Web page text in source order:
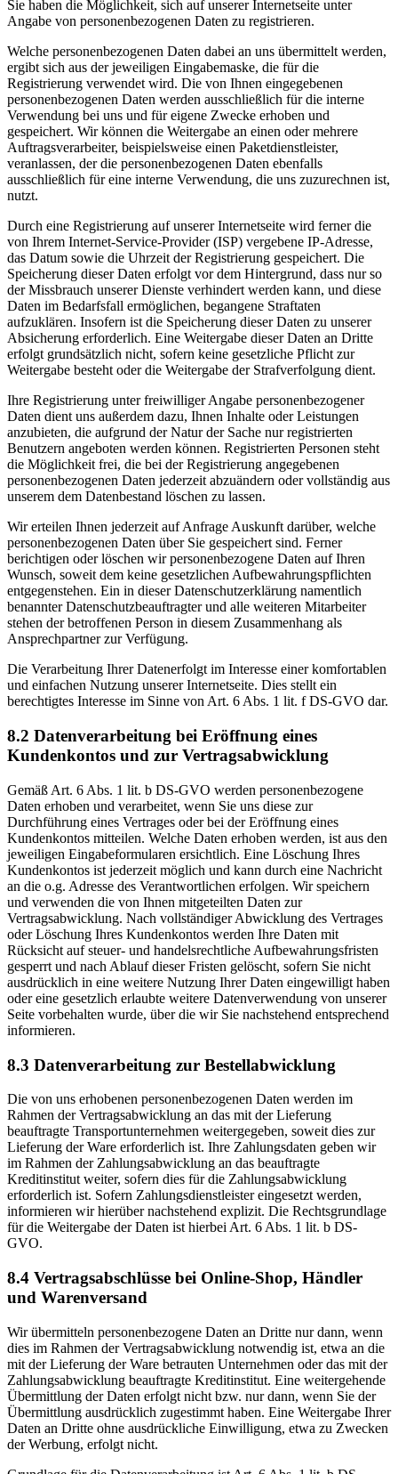
Sie haben die Möglichkeit, sich auf unserer Internetseite unter
Angabe von personenbezogenen Daten zu registrieren.
Welche personenbezogenen Daten dabei an uns übermittelt werden,
ergibt sich aus der jeweiligen Eingabemaske, die für die
Registrierung verwendet wird. Die von Ihnen eingegebenen
personenbezogenen Daten werden ausschließlich für die interne
Verwendung bei uns und für eigene Zwecke erhoben und
gespeichert. Wir können die Weitergabe an einen oder mehrere
Auftragsverarbeiter, beispielsweise einen Paketdienstleister,
veranlassen, der die personenbezogenen Daten ebenfalls
ausschließlich für eine interne Verwendung, die uns zuzurechnen ist,
nutzt.
Durch eine Registrierung auf unserer Internetseite wird ferner die
von Ihrem Internet-Service-Provider (ISP) vergebene IP-Adresse,
das Datum sowie die Uhrzeit der Registrierung gespeichert. Die
Speicherung dieser Daten erfolgt vor dem Hintergrund, dass nur so
der Missbrauch unserer Dienste verhindert werden kann, und diese
Daten im Bedarfsfall ermöglichen, begangene Straftaten
aufzuklären. Insofern ist die Speicherung dieser Daten zu unserer
Absicherung erforderlich. Eine Weitergabe dieser Daten an Dritte
erfolgt grundsätzlich nicht, sofern keine gesetzliche Pflicht zur
Weitergabe besteht oder die Weitergabe der Strafverfolgung dient.
Ihre Registrierung unter freiwilliger Angabe personenbezogener
Daten dient uns außerdem dazu, Ihnen Inhalte oder Leistungen
anzubieten, die aufgrund der Natur der Sache nur registrierten
Benutzern angeboten werden können. Registrierten Personen steht
die Möglichkeit frei, die bei der Registrierung angegebenen
personenbezogenen Daten jederzeit abzuändern oder vollständig aus
unserem dem Datenbestand löschen zu lassen.
Wir erteilen Ihnen jederzeit auf Anfrage Auskunft darüber, welche
personenbezogenen Daten über Sie gespeichert sind. Ferner
berichtigen oder löschen wir personenbezogene Daten auf Ihren
Wunsch, soweit dem keine gesetzlichen Aufbewahrungspflichten
entgegenstehen. Ein in dieser Datenschutzerklärung namentlich
benannter Datenschutzbeauftragter und alle weiteren Mitarbeiter
stehen der betroffenen Person in diesem Zusammenhang als
Ansprechpartner zur Verfügung.
Die Verarbeitung Ihrer Datenerfolgt im Interesse einer komfortablen
und einfachen Nutzung unserer Internetseite. Dies stellt ein
berechtigtes Interesse im Sinne von Art. 6 Abs. 1 lit. f DS-GVO dar.
8.2 Datenverarbeitung bei Eröffnung eines
Kundenkontos und zur Vertragsabwicklung
Gemäß Art. 6 Abs. 1 lit. b DS-GVO werden personenbezogene
Daten erhoben und verarbeitet, wenn Sie uns diese zur
Durchführung eines Vertrages oder bei der Eröffnung eines
Kundenkontos mitteilen. Welche Daten erhoben werden, ist aus den
jeweiligen Eingabeformularen ersichtlich. Eine Löschung Ihres
Kundenkontos ist jederzeit möglich und kann durch eine Nachricht
an die o.g. Adresse des Verantwortlichen erfolgen. Wir speichern
und verwenden die von Ihnen mitgeteilten Daten zur
Vertragsabwicklung. Nach vollständiger Abwicklung des Vertrages
oder Löschung Ihres Kundenkontos werden Ihre Daten mit
Rücksicht auf steuer- und handelsrechtliche Aufbewahrungsfristen
gesperrt und nach Ablauf dieser Fristen gelöscht, sofern Sie nicht
ausdrücklich in eine weitere Nutzung Ihrer Daten eingewilligt haben
oder eine gesetzlich erlaubte weitere Datenverwendung von unserer
Seite vorbehalten wurde, über die wir Sie nachstehend entsprechend
informieren.
8.3 Datenverarbeitung zur Bestellabwicklung
Die von uns erhobenen personenbezogenen Daten werden im
Rahmen der Vertragsabwicklung an das mit der Lieferung
beauftragte Transportunternehmen weitergegeben, soweit dies zur
Lieferung der Ware erforderlich ist. Ihre Zahlungsdaten geben wir
im Rahmen der Zahlungsabwicklung an das beauftragte
Kreditinstitut weiter, sofern dies für die Zahlungsabwicklung
erforderlich ist. Sofern Zahlungsdienstleister eingesetzt werden,
informieren wir hierüber nachstehend explizit. Die Rechtsgrundlage
für die Weitergabe der Daten ist hierbei Art. 6 Abs. 1 lit. b DS-
GVO.
8.4 Vertragsabschlüsse bei Online-Shop, Händler
und Warenversand
Wir übermitteln personenbezogene Daten an Dritte nur dann, wenn
dies im Rahmen der Vertragsabwicklung notwendig ist, etwa an die
mit der Lieferung der Ware betrauten Unternehmen oder das mit der
Zahlungsabwicklung beauftragte Kreditinstitut. Eine weitergehende
Übermittlung der Daten erfolgt nicht bzw. nur dann, wenn Sie der
Übermittlung ausdrücklich zugestimmt haben. Eine Weitergabe Ihrer
Daten an Dritte ohne ausdrückliche Einwilligung, etwa zu Zwecken
der Werbung, erfolgt nicht.